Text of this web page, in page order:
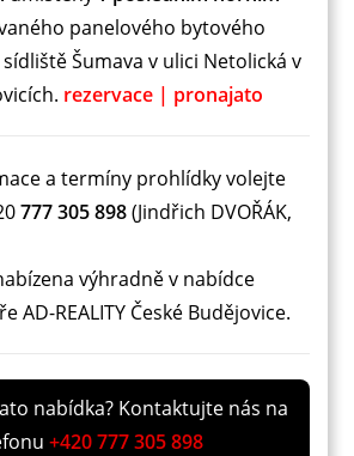
panelového bytového
Šumava v ulici Netolická v
rezervace | pronajato
a termíny prohlídky volejte
777 305 898(Jindřich DVOŘÁK,
výhradně v nabídce
AD-REALITY České Budějovice.
nabídka? Kontaktujte nás na
+420 777 305 898